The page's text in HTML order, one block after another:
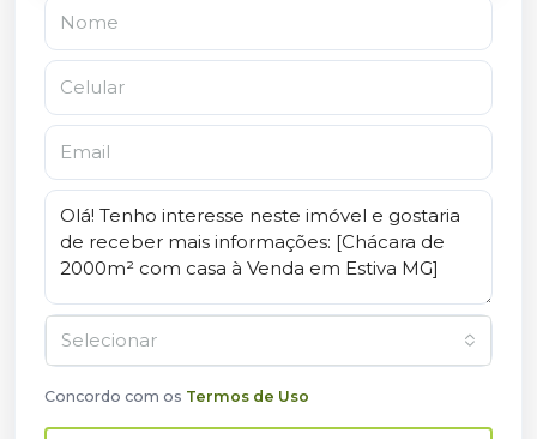
Selecionar
Concordo com os Termos de Uso